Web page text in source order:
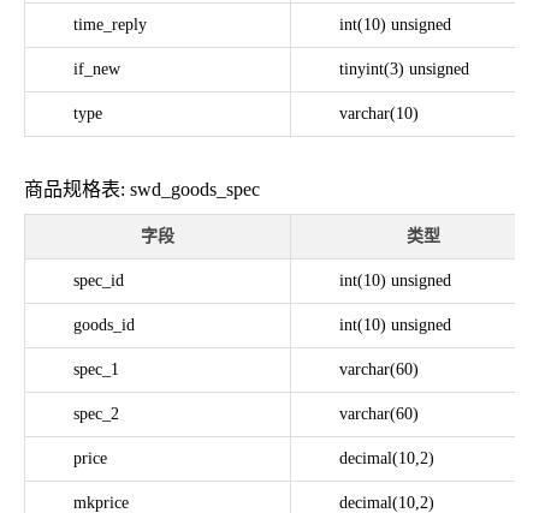
time_reply int(10) unsigned
if_new tinyint(3) unsigned
type varchar(10)
商品规格表: swd_goods_spec
字段 类型
spec_id int(10) unsigned
goods_id int(10) unsigned
spec_1 varchar(60)
spec_2 varchar(60)
price decimal(10,2)
mkprice decimal(10,2)